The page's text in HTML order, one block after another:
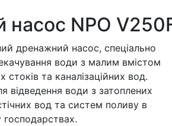
NPO
дренажний насос, спеціально
води з малим вмістом
стоків та каналізаційних вод.
відведення води з затоплених
вод та систем поливу в
господарствах.